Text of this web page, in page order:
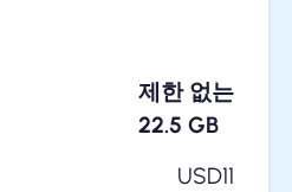
제한 없는
22.5 GB
USD11